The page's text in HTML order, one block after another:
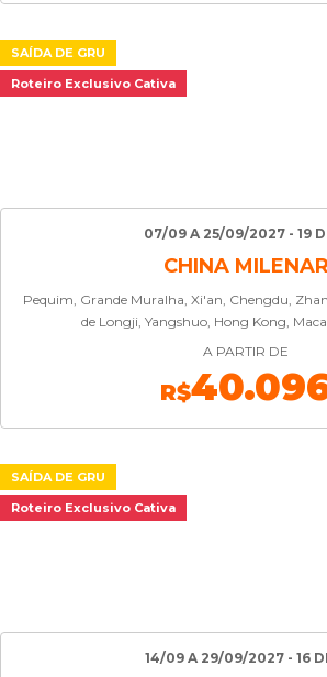
SAÍDA DE GRU
Roteiro Exclusivo Cativa
07/09 A 25/09/2027 - 19
CHINA MILENAR
Pequim, Grande Muralha, Xi'an, Chengdu,
de Longji, Yangshuo, Hong Kong,
A PARTIR DE
R$
SAÍDA DE GRU
Roteiro Exclusivo Cativa
14/09 A 29/09/2027 - 16